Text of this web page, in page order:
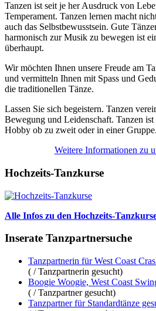
Tanzen ist seit je her Ausdruck von
Temperament. Tanzen lernen macht
auch das Selbstbewusstsein. Gute
harmonisch zur Musik zu bewegen ist
überhaupt.
Wir möchten Ihnen unsere Freude am
und vermitteln Ihnen mit Spass und
die traditionellen Tänze.
Lassen Sie sich begeistern. Tanzen
Bewegung und Leidenschaft. Tanzen ist
Hobby ob zu zweit oder in einer Gruppe.
Weitere Informationen zu
Hochzeits-Tanzkurse
Alle Infos zu den Hochzeits-
Inserate Tanzpartnersuche
Tanzpartnerin für West Coast
( / Tanzpartnerin gesucht)
Boogie Woogie, West Coast
( / Tanzpartner gesucht)
Tanzpartner für Standardtänze